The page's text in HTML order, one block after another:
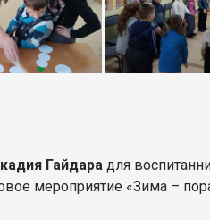
Гайдара для
мероприятие «Зима –